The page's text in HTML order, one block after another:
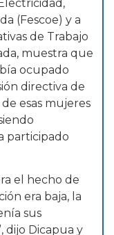
(Fescoe) y a
de Trabajo
muestra que
ocupado
directiva de
de esas mujeres
participado
el hecho de
era baja, la
sus
dijo Dicapua y